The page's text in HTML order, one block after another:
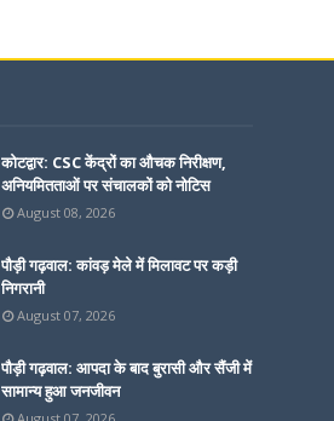
कोटद्वार: CSC केंद्रों का औचक निरीक्षण,
अनियमितताओं पर संचालकों को नोटिस
August 08, 2026
पौड़ी गढ़वाल: कांवड़ मेले में मिलावट पर कड़ी
निगरानी
August 07, 2026
पौड़ी गढ़वाल: आपदा के बाद बुरासी और सैंजी में
सामान्य हुआ जनजीवन